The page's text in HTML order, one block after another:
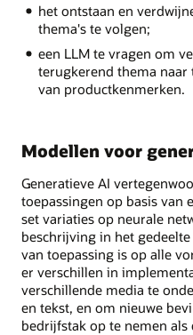
het ontstaan en
thema's te volgen;
een LLM te vragen om
terugkerend thema
van productkenmerken.
Modellen voor
Generatieve AI
toepassingen op basis van
set variaties op neurale
beschrijving in het
van toepassing is op alle
er verschillen in
verschillende media te
en tekst, en om nieuwe
bedrijfstak op te nemen